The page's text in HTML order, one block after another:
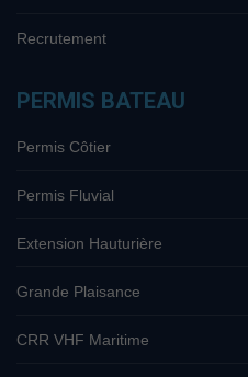
Recrutement
PERMIS BATEAU
Permis Côtier
Permis Fluvial
Extension Hauturière
Grande Plaisance
CRR VHF Maritime